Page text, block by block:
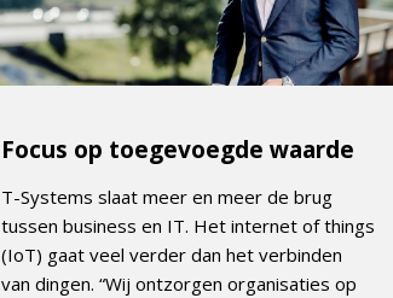
Focus op toegevoegde waarde
T-Systems slaat meer en meer de brug
tussen business en IT. Het internet of things
(IoT) gaat veel verder dan het verbinden
van dingen. “Wij ontzorgen organisaties op